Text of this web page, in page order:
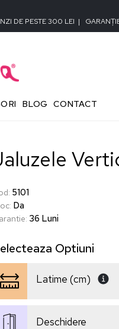
DE PESTE 300 LEI |
BLOG CONTACT
: 5101
: Da
: 36 Luni
Optiuni
Latime (cm)
Deschidere